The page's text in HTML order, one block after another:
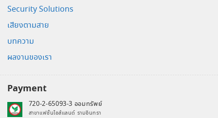
Security Solutions
เสียงตามสาย
บทความ
ผลงานของเรา
Payment
720-2-65093-3 ออมทรัพย์
สาขาแฟชั่นไอส์แลนด์ รามอินทรา